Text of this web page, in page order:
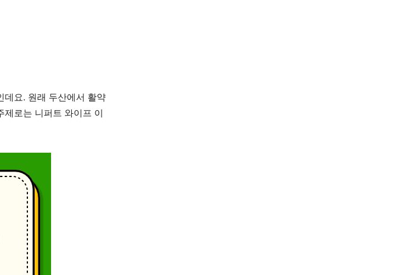
데요. 원래 두산에서 활약
로는 니퍼트 와이프 이